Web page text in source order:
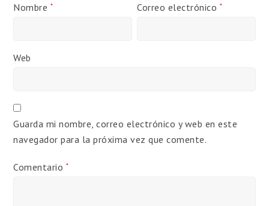
Nombre * Correo electrónico *
Web
Guarda mi nombre, correo electrónico y web en este
navegador para la próxima vez que comente.
Comentario *